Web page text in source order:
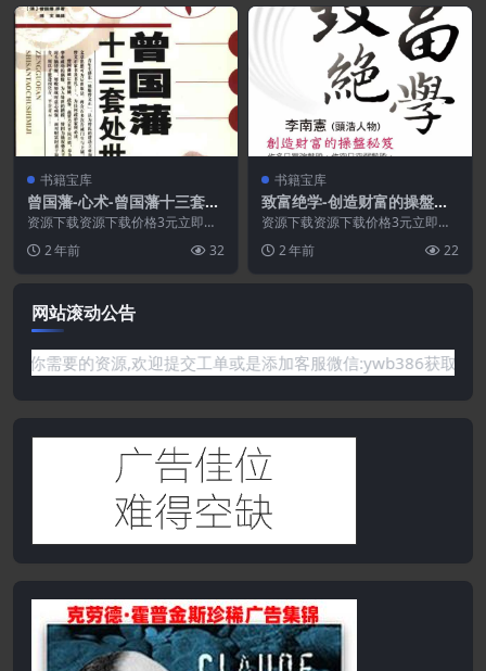
书籍宝库
曾国藩-心术-曾国藩十三套处
世秘笈.PDF
资源下载资源下载价格3元立即购
2 年前 32
书籍宝库
致富绝学-创造财富的操盤秘
籍[繁体].PDF
资源下载资源下载价格3元立即购
2 年前 22
网站滚动公告
要的资源,欢迎提交工单或是添加客服微信:ywb386获取帮助！